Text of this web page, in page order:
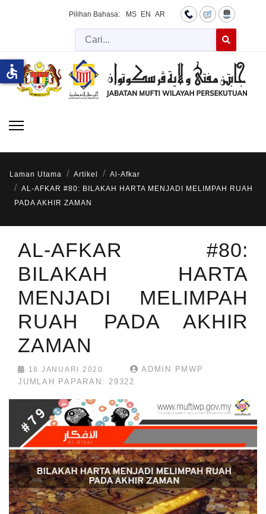
Pilihan Bahasa: MS EN AR
Cari
Laman Utama Artikel
Al-Afkar
AL-AFKAR #80: BILAKAH HARTA MENJADI MELIMPAH RUAH
PADA AKHIR ZAMAN
AL-AFKAR #80:
BILAKAH HARTA
MENJADI MELIMPAH
RUAH PADA AKHIR
ZAMAN
18 JANUARI 2020
ADMIN PMWP
JUMLAH PAPARAN: 29322
accessible